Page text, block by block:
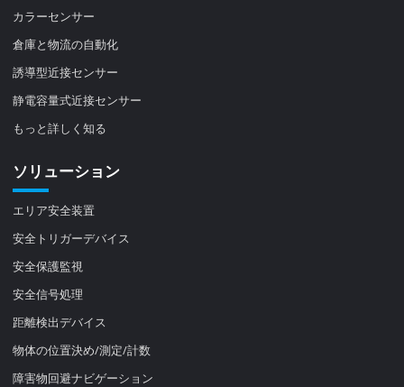
カラーセンサー
倉庫と物流の自動化
誘導型近接センサー
静電容量式近接センサー
もっと詳しく知る
ソリューション
エリア安全装置
安全トリガーデバイス
安全保護監視
安全信号処理
距離検出デバイス
物体の位置決め/測定/計数
障害物回避ナビゲーション